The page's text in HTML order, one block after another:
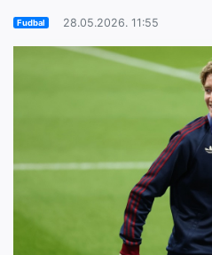
Fudbal 28.05.2026. 11:55